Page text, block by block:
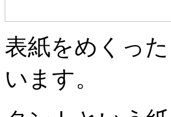
表紙をめくっ
います。